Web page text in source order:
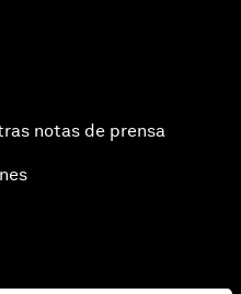
notas de prensa